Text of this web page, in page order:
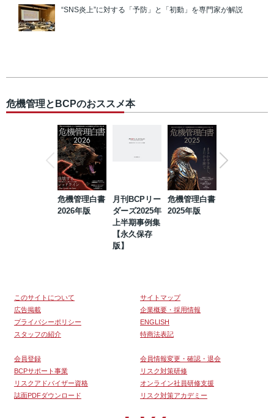
“SNS炎上”に対する「予防」と「初動」を専門家が解説
危機管理とBCPのおススメ本
危機管理白書
2026年版
月刊BCPリー
ダーズ2025年
上半期事例集
【永久保存
版】
危機管理白書
2025年版
このサイトについて
サイトマップ
広告掲載
企業概要・採用情報
プライバシーポリシー
ENGLISH
スタッフの紹介
特商法表記
会員登録
会員情報変更・確認・退会
BCPサポート事業
リスク対策研修
リスクアドバイザー資格
オンライン社員研修支援
誌面PDFダウンロード
リスク対策アカデミー